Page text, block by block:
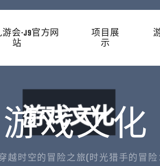
会·J9官方网
站
项目展
示
游戏文化
越时空的冒险之旅(时光猎手的冒